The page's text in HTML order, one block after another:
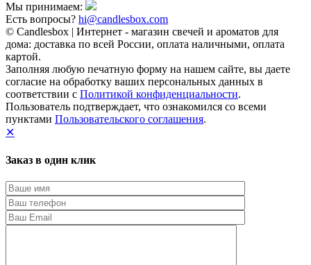
Мы принимаем:
Есть вопросы? hi@candlesbox.com
© Candlesbox | Интернет - магазин свечей и ароматов для
дома: доставка по всей России, оплата наличными, оплата
картой.
Заполняя любую печатную форму на нашем сайте, вы даете
согласие на обработку ваших персональных данных в
соответствии с Политикой конфиденциальности.
Пользователь подтверждает, что ознакомился со всеми
пунктами Пользовательского соглашения.
✕
Заказ в один клик